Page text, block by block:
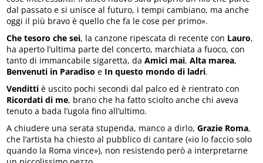
dal passato e si unisce al futuro, i tempi cambiano, ma anche
oggi il più bravo è quello che fa le cose per primo».
Che tesoro che sei, la canzone ripescata di recente con Lauro,
ha aperto l’ultima parte del concerto, marchiata a fuoco, con
tanto di immancabile sigaretta, daAmici mai,Alta marea,
Benvenuti in Paradiso e In questo mondo di ladri.
Venditti è uscito pochi secondi dal palco ed è rientrato con
Ricordati di me, brano che ha fatto sciolto anche chi aveva
tenuto a bada l’ugola fino all’ultimo.
A chiudere una serata stupenda, manco a dirlo,Grazie Roma,
che l’artista ha chiesto al pubblico di cantare («io lo faccio solo
quando la Roma vince»), non resistendo però a interpretarne